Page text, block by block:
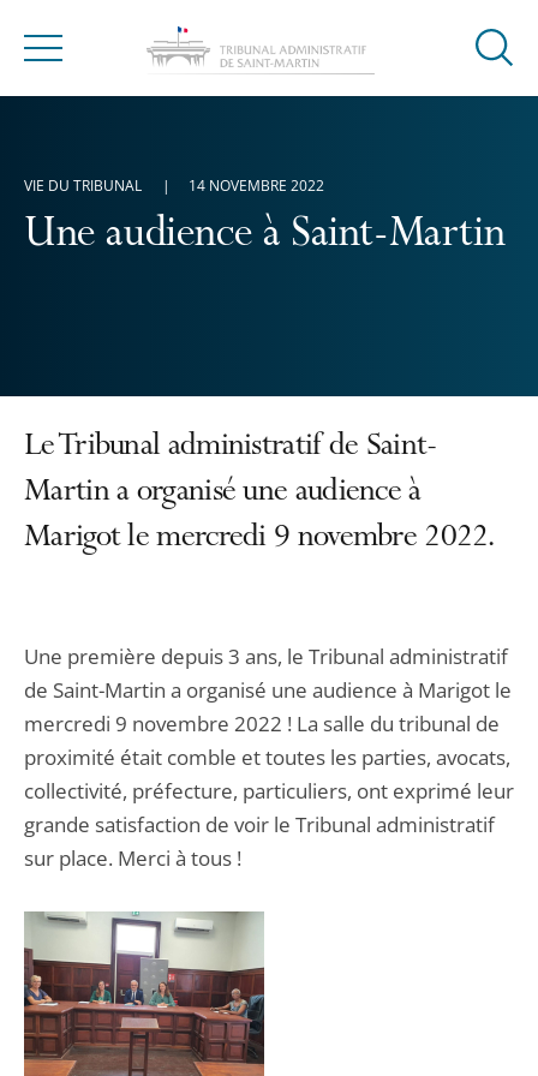
Menu
Ouvrir
Une audience à Saint-Martin
VIE DU TRIBUNAL 14 NOVEMBRE 2022
Le Tribunal administratif de Saint-
Martin a organisé une audience à
Marigot le mercredi 9 novembre 2022.
Une première depuis 3 ans, le Tribunal administratif
de Saint-Martin a organisé une audience à Marigot le
mercredi 9 novembre 2022 ! La salle du tribunal de
proximité était comble et toutes les parties, avocats,
collectivité, préfecture, particuliers, ont exprimé leur
grande satisfaction de voir le Tribunal administratif
sur place. Merci à tous !